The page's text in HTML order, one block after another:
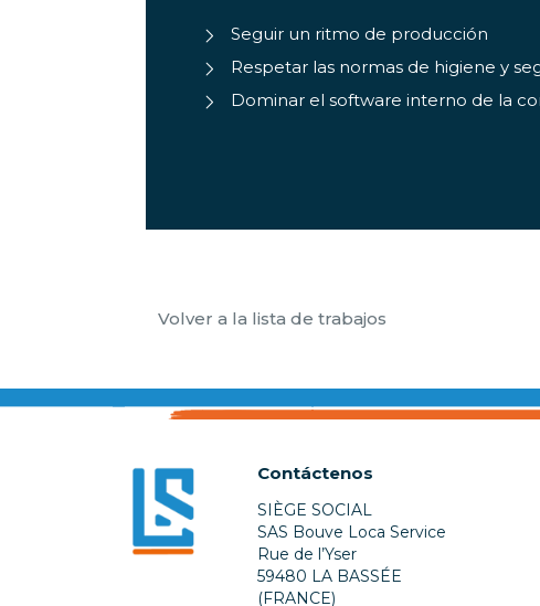
Seguir un ritmo de producción
Respetar las normas de higiene y
Dominar el software interno de la
Volver a la lista de trabajos
Contáctenos
SIÈGE SOCIAL
SAS Bouve Loca Service
Rue de l’Yser
59480 LA BASSÉE
(FRANCE)